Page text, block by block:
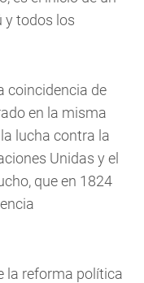
y todos los
coincidencia de
en la misma
lucha contra la
Unidas y el
que en 1824
la reforma política